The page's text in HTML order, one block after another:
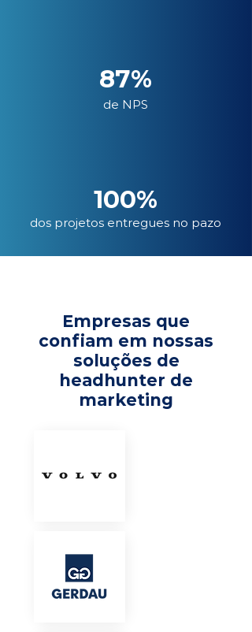
87%
de NPS
100%
dos projetos entregues no pazo
Empresas que
confiam em nossas
soluções de
headhunter de
marketing